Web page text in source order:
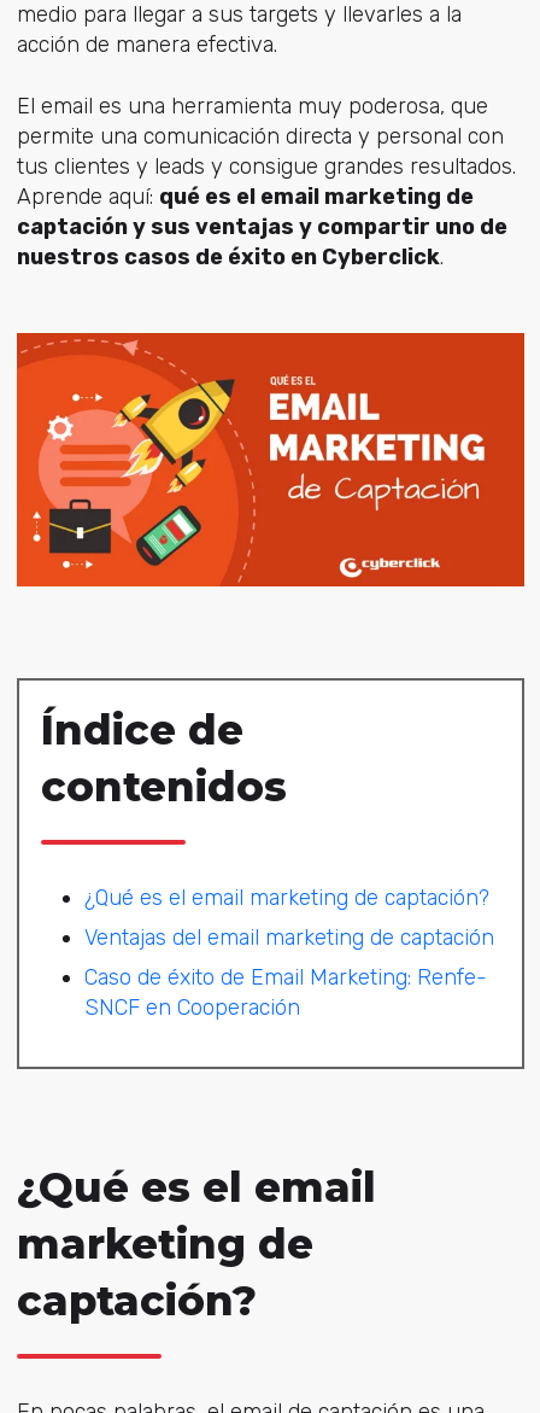
medio para llegar a sus targets y llevarles a la
acción de manera efectiva.
El email es una herramienta muy poderosa, que
permite una comunicación directa y personal con
tus clientes y leads y consigue grandes resultados.
Aprende aquí: qué es el email marketing de
captación y sus ventajas y compartir uno de
nuestros casos de éxito en Cyberclick.
Índice de
contenidos
¿Qué es el email marketing de captación?
Ventajas del email marketing de captación
Caso de éxito de Email Marketing: Renfe-
SNCF en Cooperación
¿Qué es el email
marketing de
captación?